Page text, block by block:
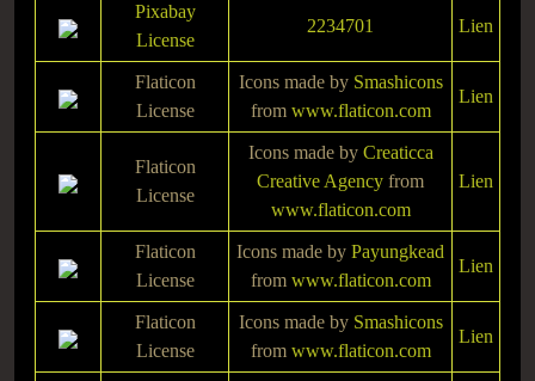
Pixabay
License
2234701 Lien
Flaticon
License
Icons made by Smashicons
from www.flaticon.com
Lien
Flaticon
License
Icons made by Creaticca
Creative Agency from
www.flaticon.com
Lien
Flaticon
License
Icons made by Payungkead
from www.flaticon.com
Lien
Flaticon
License
Icons made by Smashicons
from www.flaticon.com
Lien